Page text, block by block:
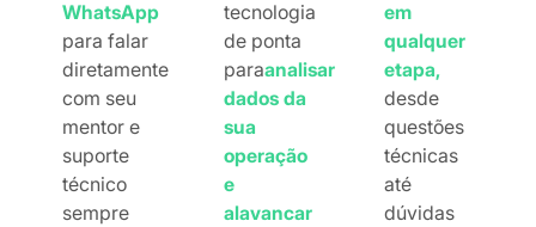
WhatsApp
para falar
diretamente
com seu
mentor e
suporte
técnico
sempre
tecnologia
de ponta
paraanalisar
dados da
sua
operação
e
alavancar
em
qualquer
etapa,
desde
questões
técnicas
até
dúvidas